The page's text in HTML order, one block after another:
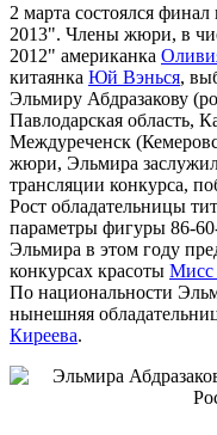
2 марта состоялся
2013". Члены жюри, в
2012" американка
китаянка Юй Вэнься,
Эльмиру Абдразакову
Павлодарская область,
Междуреченск
жюри, Эльмира
трансляции конкурса,
Рост обладательницы
параметры фигуры 86-
Эльмира в этом году
конкурсах красоты Мисс
По национальности
нынешняя
Киреева.